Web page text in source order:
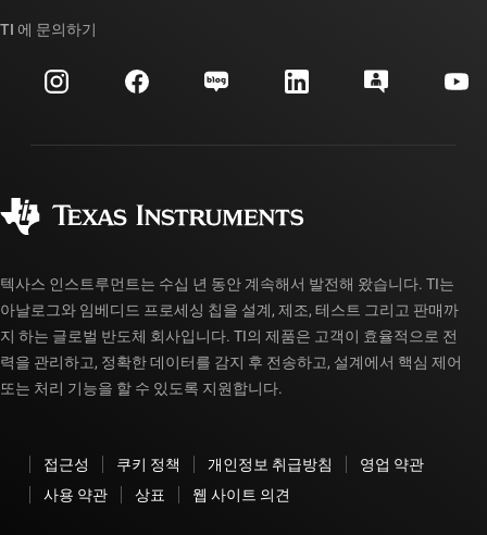
투자 관계
제조
대체품 검색
고객 지원 센터
myTI 계정 FAQ
주문 FAQ
TI 에 문의하기
텍사스 인스트루먼트는 수십 년 동안 계속해서 발전해 왔습니다. TI는
아날로그와 임베디드 프로세싱 칩을 설계, 제조, 테스트 그리고 판매까
지 하는 글로벌 반도체 회사입니다. TI의 제품은 고객이 효율적으로 전
력을 관리하고, 정확한 데이터를 감지 후 전송하고, 설계에서 핵심 제어
또는 처리 기능을 할 수 있도록 지원합니다.
접근성 쿠키 정책 개인정보 취급방침
영업 약관
사용 약관
상표 웹 사이트 의견